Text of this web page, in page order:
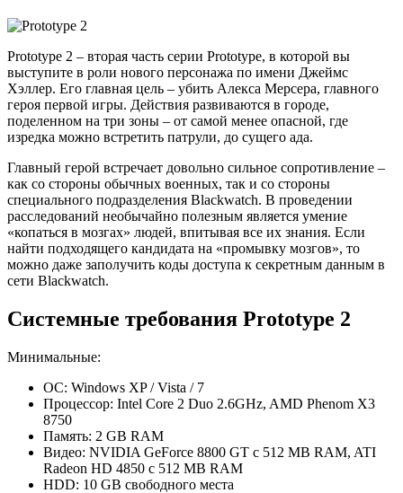
Prototype 2 – вторая часть серии Prototype, в которой вы
выступите в роли нового персонажа по имени Джеймс
Хэллер. Его главная цель – убить Алекса Мерсера, главного
героя первой игры. Действия развиваются в городе,
поделенном на три зоны – от самой менее опасной, где
изредка можно встретить патрули, до сущего ада.
Главный герой встречает довольно сильное сопротивление –
как со стороны обычных военных, так и со стороны
специального подразделения Blackwatch. В проведении
расследований необычайно полезным является умение
«копаться в мозгах» людей, впитывая все их знания. Если
найти подходящего кандидата на «промывку мозгов», то
можно даже заполучить коды доступа к секретным данным в
сети Blackwatch.
Системные требования Prototype 2
Минимальные:
ОС: Windows XP / Vista / 7
Процессор: Intel Core 2 Duo 2.6GHz, AMD Phenom X3
8750
Память: 2 GB RAM
Видео: NVIDIA GeForce 8800 GT с 512 MB RAM, ATI
Radeon HD 4850 с 512 MB RAM
HDD: 10 GB свободного места